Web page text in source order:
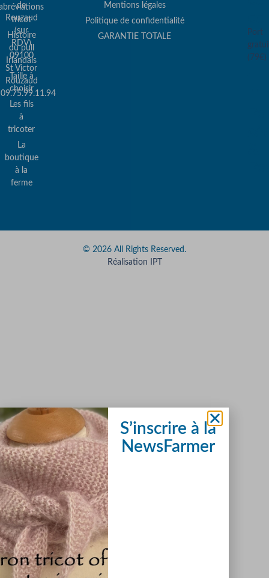
de
Rouzaud
(sur
RDV)
09100
St Victor
Rouzaud
09.75.99.11.94
tricot
Histoire
du pull
Irlandais
Taille à
choisir
Les fils
à
tricoter
La
boutique
à la
ferme
Mentions légales
Politique de confidentialité
GARANTIE TOTALE
Port
(79€)
© 2026 All Rights Reserved.
Réalisation IPT
S’inscrire à la
NewsFarmer